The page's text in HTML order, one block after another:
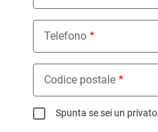
Telefono
Codice postale
Spunta se sei un privato